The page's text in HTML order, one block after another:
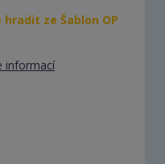
hradit ze Šablon OP
informací